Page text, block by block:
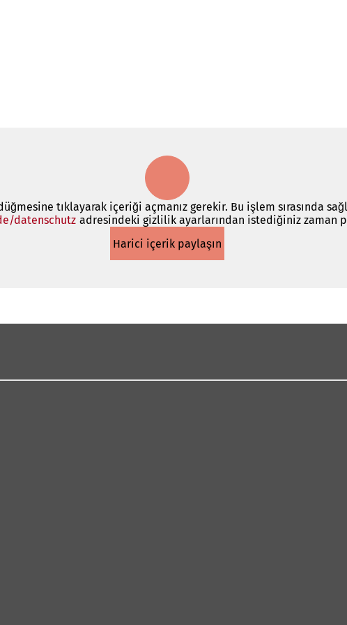
tıklayarak içeriği açmanız gerekir. Bu işlem sırasında
datenschutz(Yeni
sekmede
adresindeki gizlilik ayarlarından istediğiniz zaman
Harici içerik paylaşın